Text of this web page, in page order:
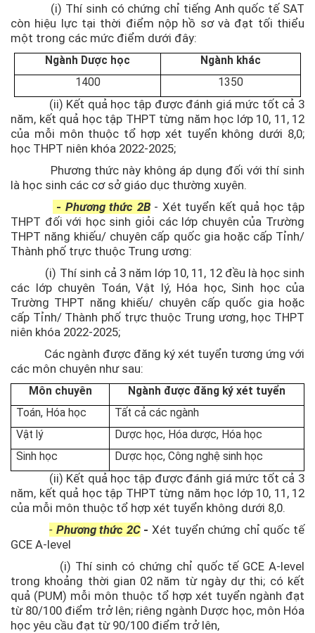
(i) Thí sinh có chứng chỉ tiếng Anh quốc tế SAT
còn hiệu lực tại thời điểm nộp hồ sơ và đạt tối thiểu
một trong các mức điểm dưới đây:
Ngành Dược học
Ngành khác
1400
1350
(ii) Kết quả học tập được đánh giá mức tốt cả 3
năm, kết quả học tập THPT từng năm học lớp 10, 11, 12
của mỗi môn thuộc tổ hợp xét tuyển không dưới 8,0;
học THPT niên khóa 2022-2025;
Phương thức này không áp dụng đối với thí sinh
là học sinh các cơ sở giáo dục thường xuyên.
- Phương thức 2B- Xét tuyển kết quả học tập
THPT đối với học sinh giỏi các lớp chuyên của Trường
THPT năng khiếu/ chuyên cấp quốc gia hoặc cấp Tỉnh/
Thành phố trực thuộc Trung ương:
(i) Thí sinh cả 3 năm lớp 10, 11, 12 đều là học sinh
các lớp chuyên Toán, Vật lý, Hóa học, Sinh học của
Trường THPT năng khiếu/ chuyên cấp quốc gia hoặc
cấp Tỉnh/ Thành phố trực thuộc Trung ương, học THPT
niên khóa 2022-2025;
Các ngành được đăng ký xét tuyển tương ứng với
các môn chuyên như sau:
Môn chuyên
Ngành được đăng ký xét tuyển
Toán, Hóa học
Tất cả các ngành
Vật lý
Dược học, Hóa dược, Hóa học
Sinh học
Dược học, Công nghệ sinh học
(ii) Kết quả học tập được đánh giá mức tốt cả 3
năm, kết quả học tập THPT từng năm học lớp 10, 11, 12
của mỗi môn thuộc tổ hợp xét tuyển không dưới 8,0.
- Phương thức 2C - Xét tuyển chứng chỉ quốc tế
GCE A-level
(i) Thí sinh có chứng chỉ quốc tế GCE A-level
trong khoảng thời gian 02 năm từ ngày dự thi; có kết
quả (PUM) mỗi môn thuộc tổ hợp xét tuyển ngành đạt
từ 80/100 điểm trở lên; riêng ngành Dược học, môn Hóa
học yêu cầu đạt từ 90/100 điểm trở lên,